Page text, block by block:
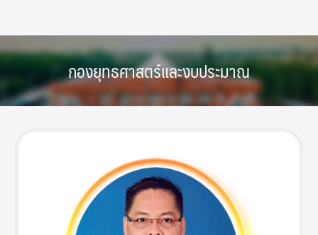
กองยุทธศาสตร์และงบประมาณ